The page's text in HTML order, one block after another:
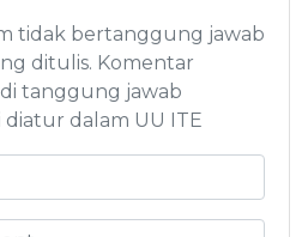
tidak bertanggung jawab
ditulis. Komentar
tanggung jawab
dalam UU ITE